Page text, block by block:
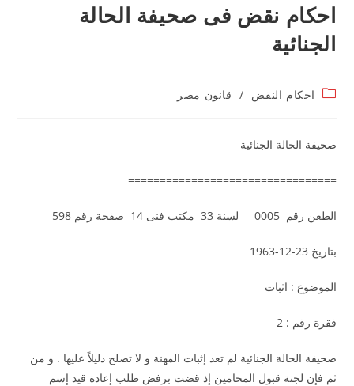
احكام نقض فى صحيفة الحالة
الجنائية
Postاحكام النقض / قانون مصر
صحيفة الحالة الجنائية
=================================
الطعن رقم 0005 لسنة 33 مكتب فنى 14 صفحة رقم 598
بتاريخ 23-12-1963
الموضوع : اثبات
فقرة رقم : 2
صحيفة الحالة الجنائية لم تعد إثبات المهنة و لا تصلح دليلاً عليها . و من
ثم فإن لجنة قبول المحامين إذ قضت برفض طلب إعادة قيد إسم